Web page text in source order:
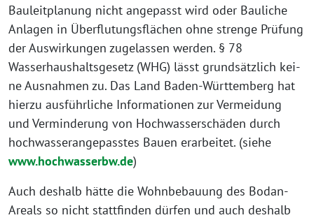
Bauleitplanung nicht ange­passt wird oder Bauliche
Anlagen in Überflutungsflächen ohne stren­ge Prüfung
der Auswirkungen zuge­las­sen wer­den. § 78
Wasserhaushaltsgesetz (WHG) lässt grund­sätz­lich kei­
ne Ausnahmen zu. Das Land Baden-Württemberg hat
hier­zu aus­führ­li­che Informationen zur Vermeidung
und Verminderung von Hochwasserschäden durch
hoch­was­ser­an­ge­pass­tes Bauen erar­bei­tet. (sie­he
www.hochwasserbw.de)
Auch des­halb hät­te die Wohnbebauung des Bodan-
Areals so nicht statt­fin­den dür­fen und auch des­halb